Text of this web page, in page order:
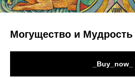
Могущество и Мудрость
_Buy_now_